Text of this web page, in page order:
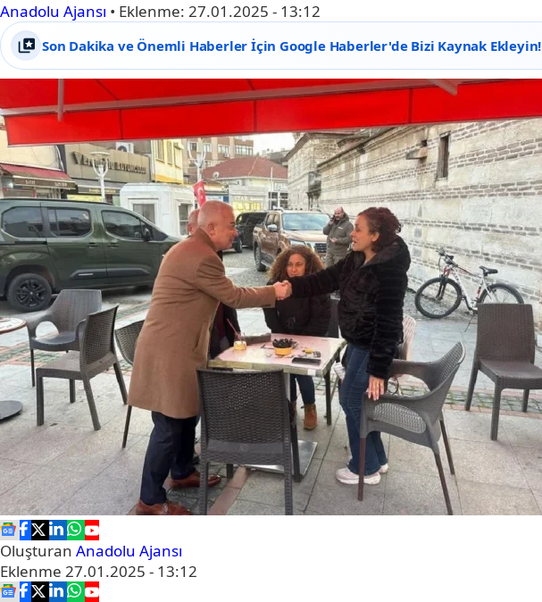
Anadolu Ajansı • Eklenme: 27.01.2025 - 13:12
Son Dakika ve Önemli Haberler İçin Google Haberler'de Bizi Kaynak Ekleyin!
Oluşturan Anadolu Ajansı
Eklenme 27.01.2025 - 13:12